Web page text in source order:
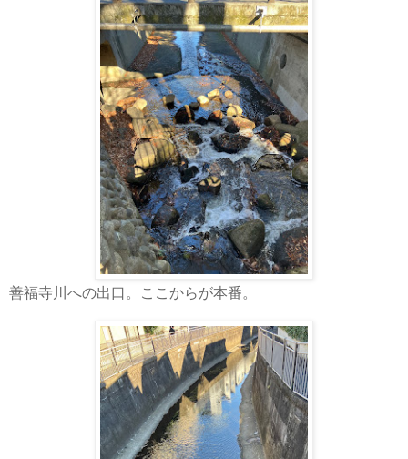
善福寺川への出口。ここからが本番。